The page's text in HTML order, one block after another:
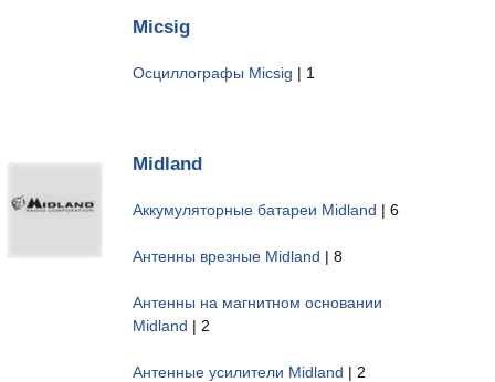
Micsig
Осциллографы Micsig | 1
Midland
Аккумуляторные батареи Midland | 6
Антенны врезные Midland | 8
Антенны на магнитном основании
Midland | 2
Антенные усилители Midland | 2